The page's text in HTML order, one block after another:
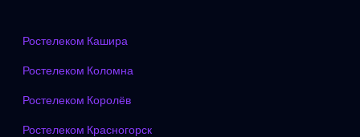
Ростелеком Кашира
Ростелеком Коломна
Ростелеком Королёв
Ростелеком Красногорск